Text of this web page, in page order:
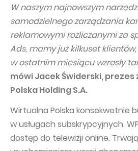
Best practices
Remuneration policy
W naszym najnowszym
samodzielnego zarządzania
reklamowymi rozliczanymi za
Ads, mamy już kilkuset
w ostatnim miesiącu wzrosły
mówi Jacek Świderski,
Polska Holding S.A.
Wirtualna Polska konsekwetnie
w usługach subskrypcyjnych.
dostęp do telewizji online.